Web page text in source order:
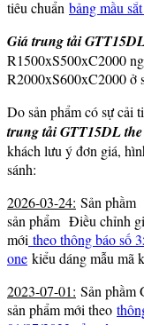
tiêu chuẩn bảng mầu
Giá trung tải
R1500xS500xC2000
R2000xS600xC2000 ở
Do sản phẩm có sự cải
trung tải GTT15DL
khách lưu ý đơn giá,
sánh:
2026-03-24: Sản
sản phẩm Điều chỉnh
mới theo thông báo số
one kiểu dáng mẫu mã
2023-07-01: Sản phầm
sản phẩm mới theo